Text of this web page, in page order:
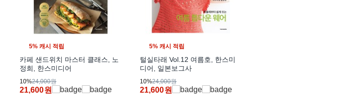
5% 캐시 적립
카페 샌드위치 마스터 클래스, 노
정희, 한스미디어
10%24,000원
21,600원
5% 캐시 적립
털실타래 Vol.12 여름호, 한스미
디어, 일본보그사
10%24,000원
21,600원